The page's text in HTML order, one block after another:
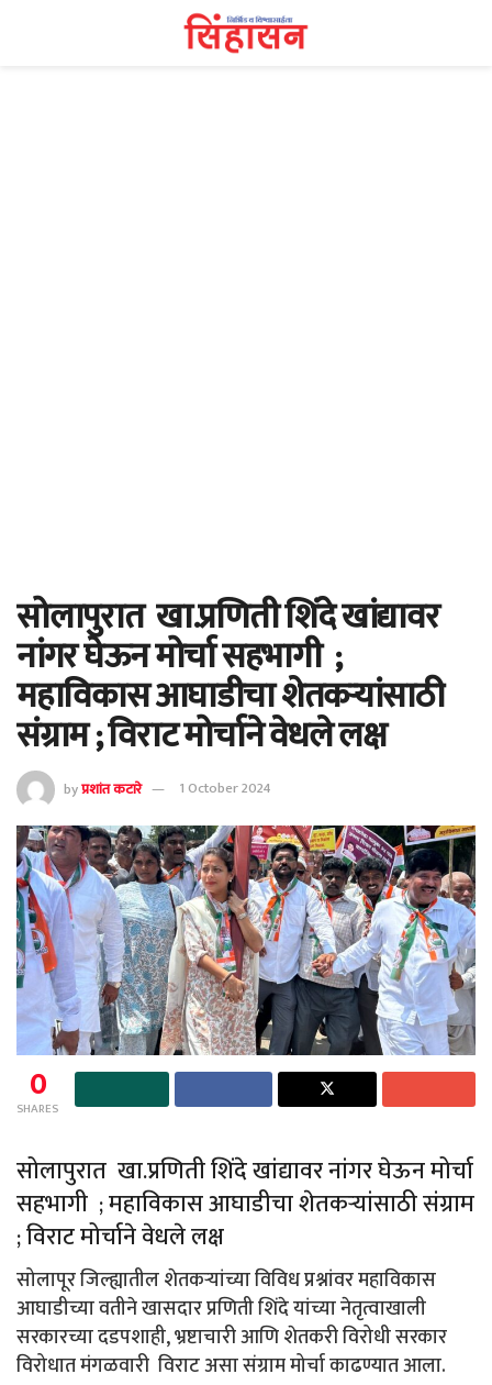
सोलापुरात खा.प्रणिती शिंदे खांद्यावर
नांगर घेऊन मोर्चा सहभागी ;
महाविकास आघाडीचा शेतकऱ्यांसाठी
संग्राम ; विराट मोर्चाने वेधले लक्ष
byप्रशांत कटारे 1 October 2024
0
SHARES
सोलापुरात खा.प्रणिती शिंदे खांद्यावर नांगर घेऊन मोर्चा
सहभागी ; महाविकास आघाडीचा शेतकऱ्यांसाठी संग्राम
; विराट मोर्चाने वेधले लक्ष
सोलापूर जिल्ह्यातील शेतकऱ्यांच्या विविध प्रश्नांवर महाविकास
आघाडीच्या वतीने खासदार प्रणिती शिंदे यांच्या नेतृत्वाखाली
सरकारच्या दडपशाही, भ्रष्टाचारी आणि शेतकरी विरोधी सरकार
विरोधात मंगळवारी विराट असा संग्राम मोर्चा काढण्यात आला.